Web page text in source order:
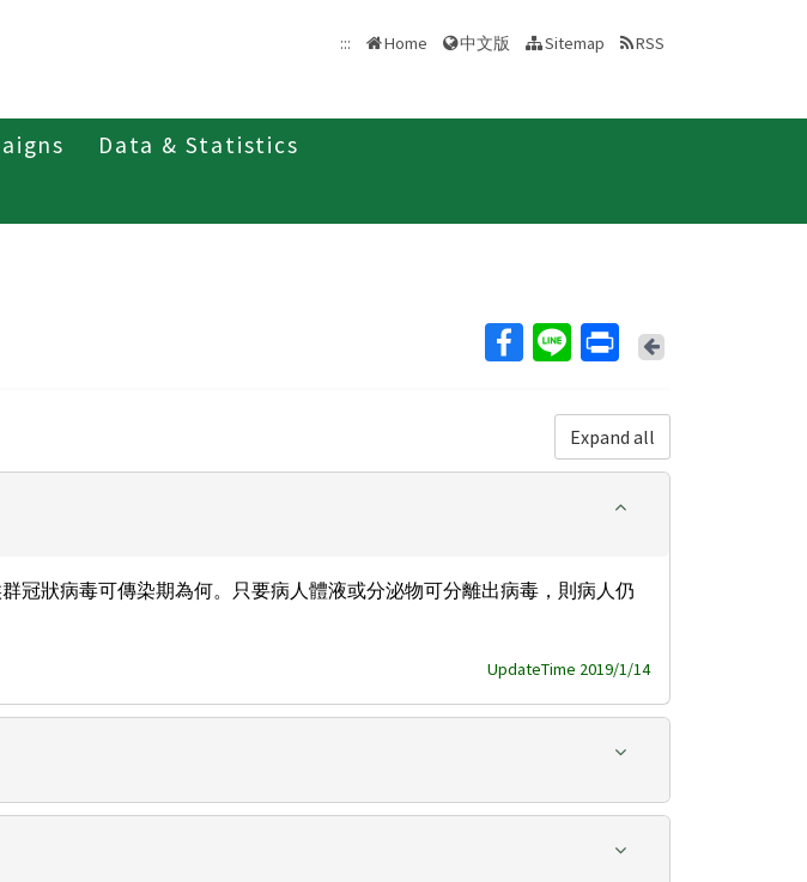
::: Home 中文版 Sitemap RSS
Data & Statistics
Back
Expand all
冠狀病毒可傳染期為何。只要病人體液或分泌物可分離出病毒，則病人仍
UpdateTime 2019/1/14